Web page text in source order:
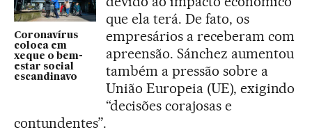
Coronavírus
coloca em
xeque o bem-
estar social
escandinavo
que ela terá. De fato, os
empresários a receberam com
apreensão. Sánchez aumentou
também a pressão sobre a
União Europeia (UE), exigindo
“decisões corajosas e
contundentes”.